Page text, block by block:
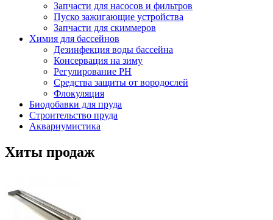
Запчасти для насосов и фильтров
Пуско зажигающие устройства
Запчасти для скиммеров
Химия для бассейнов
Дезинфекция воды бассейна
Консервация на зиму
Регулирование PH
Средства защиты от вородослей
Флокуляция
Биодобавки для пруда
Строительство пруда
Аквариумистика
Хиты продаж